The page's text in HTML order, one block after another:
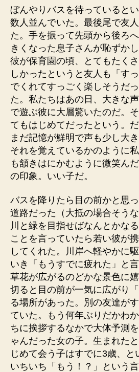
ぼんやりバスを待っていると
数人並んでいた。最後尾で友
た。手を振って先頭から後ろ
きくなった息子さんが恥ずか
彼が保育園の頃、とてもたく
しかったというと友人も「す
でくれてすっごく楽しそうだ
た。私たちはあの日、大きな
で遊ぶ彼に大層驚いたのだ。
てもはじめてだったという。
まだ記憶が鮮明で声も少し大
それを覚えているかのように
も頷きはにかむように微笑ん
の印象。いい子だ。
バスを降りたら目の前かと思
道路だった（大抵の場合そう
川と緑を目指せばなんとかな
ことを言っていたら若い彼が
してくれた。川岸へ軽やかに
いき「もうすでに疲れた」と
草花が広がるのどかな景色に
切ると目の前が一気に広がり
る場所があった。別の友達が
ていた。もう何年ぶりだかわ
ちに挨拶するなかで大体予測
ゃんだった女の子。生まれた
じめて会う子はすでに3歳、と
いちいち「もう！？」という